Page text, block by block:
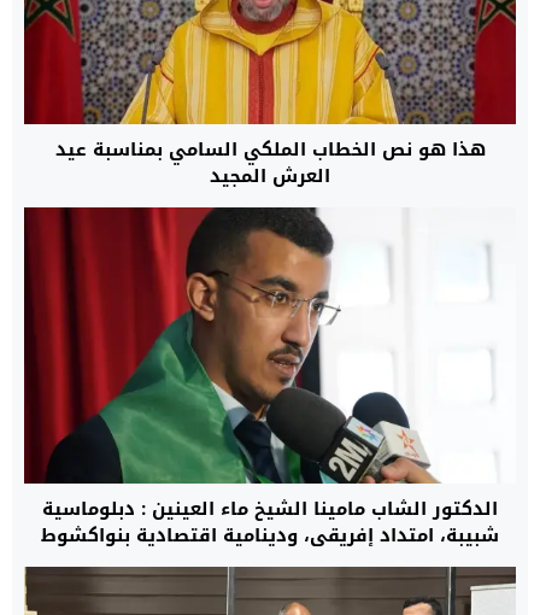
هذا هو نص الخطاب الملكي السامي بمناسبة عيد
العرش المجيد
الدكتور الشاب مامينا الشيخ ماء العينين : دبلوماسية
شبيبة، امتداد إفريقي، ودينامية اقتصادية بنواكشوط